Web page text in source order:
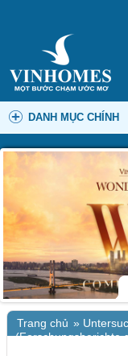
DANH MỤC CHÍNH
Trang chủ »
(Forschungsberichte